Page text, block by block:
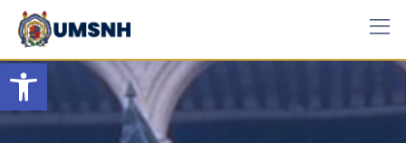
Open toolbar
Skip
content